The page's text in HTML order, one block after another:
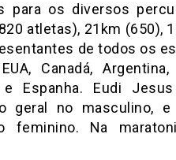
para os diversos
atletas), 21km (650),
de todos os
Canadá, Argentina,
e Espanha. Eudi
geral no masculino, e
feminino. Na